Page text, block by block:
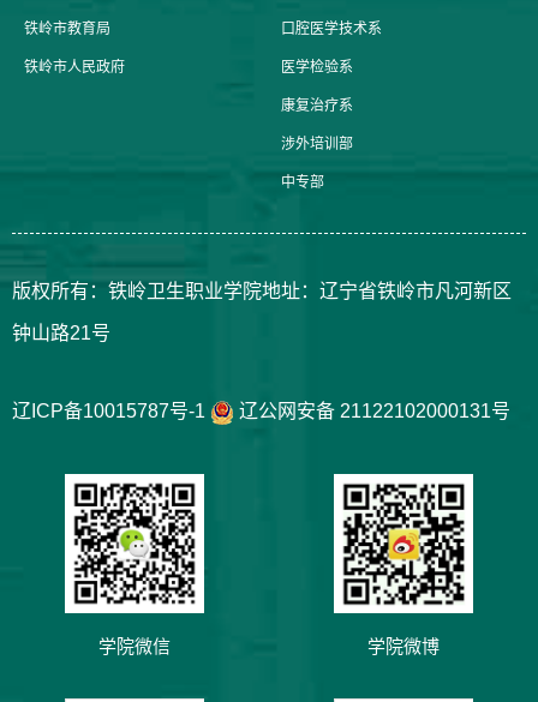
铁岭市教育局
铁岭市人民政府
口腔医学技术系
医学检验系
康复治疗系
涉外培训部
中专部
版权所有：铁岭卫生职业学院地址：辽宁省铁岭市凡河新区
钟山路21号
辽ICP备10015787号-1 辽公网安备 21122102000131号
学院微信 学院微博